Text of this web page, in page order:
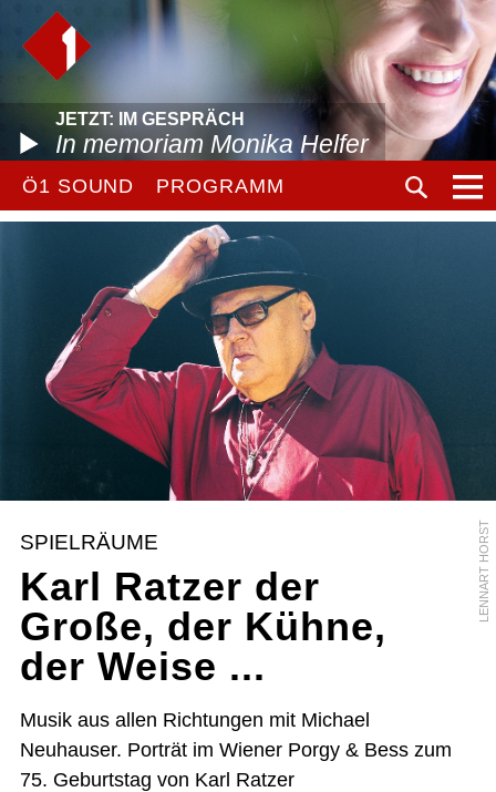
JETZT: IM GESPRÄCH
In memoriam Monika Helfer
Ö1 SOUND PROGRAMM
LENNART HORST
SPIELRÄUME
Karl Ratzer der
Große, der Kühne,
der Weise ...
Musik aus allen Richtungen mit Michael
Neuhauser. Porträt im Wiener Porgy & Bess zum
75. Geburtstag von Karl Ratzer